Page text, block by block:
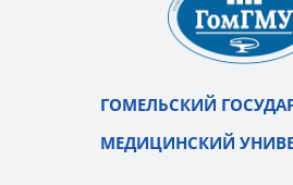
ГОМЕЛЬСКИЙ
МЕДИЦИНСКИЙ